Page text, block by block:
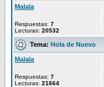
Malala
Respuestas: 7
Lecturas: 20532
Tema: Hola de Nuevo
Malala
Respuestas: 7
Lecturas: 21664